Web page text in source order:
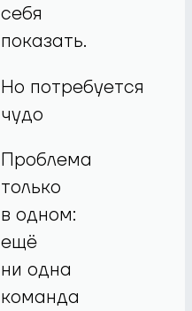
себя
показать.
Но потребуется
чудо
Проблема
только
в одном:
ещё
ни одна
команда